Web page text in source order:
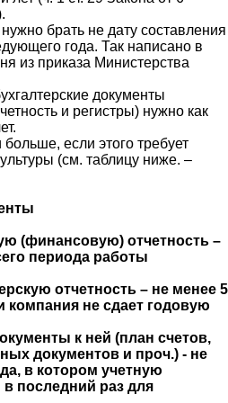
брать не дату составления
года. Так написано в
из приказа Министерства
документы
и регистры) нужно как
если этого требует
(см. таблицу ниже. –
(финансовую) отчетность –
периода работы
отчетность – не менее 5
компания не сдает годовую
к ней (план счетов,
документов и проч.) - не
в котором учетную
последний раз для